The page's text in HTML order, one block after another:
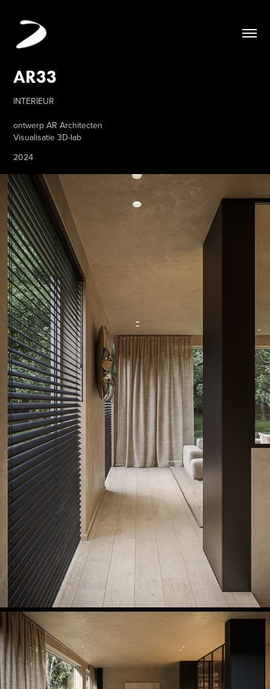
AR33
INTERIEUR
ontwerp AR Architecten
2024